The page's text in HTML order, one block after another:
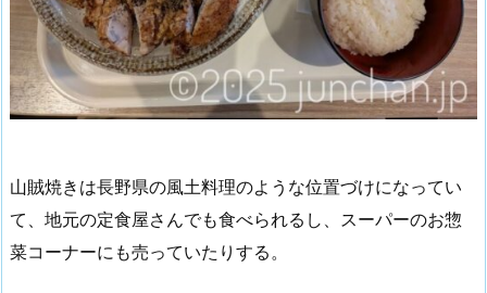
山賊焼きは長野県の風土料理のような位置づけになってい
て、地元の定食屋さんでも食べられるし、スーパーのお惣
菜コーナーにも売っていたりする。